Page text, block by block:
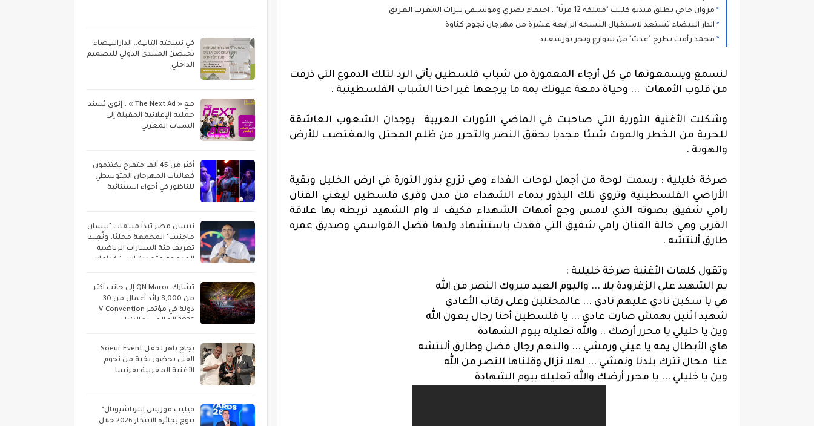
مروان حاجي يطلق فيديو كليب "مملكة 12 قرنًا".. احتفاء بصري وموسيقى بتراث المغرب العريق
الدار البيضاء تستعد لاستقبال النسخة الرابعة عشرة من مهرجان نجوم كناوة
محمد رأفت يطرح "عدت" من شوارع وبحر بورسعيد
لنسمع ويسمعونها في كل أرجاء المعمورة من شباب فلسطين يأتي الرد لتلك الدموع التي ذرفت
من قلوب الأمهات ... وحياة دمعة عيونك يمه ما يرجعها غير احنا الشباب الفلسطينية .
وشكلت الأغنية الثورية التي صاحبت في الماضي الثورات العربية بوجدان الشعوب العاشقة
للحرية من الخطر والموت شيئا مجديا يحقق النصر والتحرر من ظلم المحتل والمغتصب للأرض
والهوية .
صرخة خليلية : رسمت لوحة من أجمل لوحات الفداء وهي تزرع بذور الثورة في ارض الخليل وبقية
الأراضي الفلسطينية وتروي تلك البذور بدماء الشهداء من مدن وقرى فلسطين ليغني الفنان
رامي شفيق بصوته الذي لامس وجع أمهات الشهداء فكيف لا وام الشهيد تربطه بها علاقة
القربى وهي خالة الفنان رامي شفيق التي فقدت باستشهاد ولدها فضل القواسمي وصديق عمره
طارق ألنتشه .
وتقول كلمات الأغنية صرخة خليلية :
يم الشهيد علي الزغرودة يلا ... واليوم العيد مبروك النصر من الله
هي يا سكين نادي عليهم نادي ... عالمحتلين وعلى رقاب الأعادي
شهيد اثنين بهمش صارت عادي ... يا فلسطين أحنا رجال بعون الله
وين يا خليلي يا محرر أرضك .. والله تعليله بيوم الشهادة
هاي الأبطال يمه يا عيني ورمشي ... والنعم رجال فضل وطارق ألنتشه
عنا محال نترك بلدنا ونمشي ... لهلا نزال وقلناها النصر من الله
وين يا خليلي ... يا محرر أرضك والله تعليله بيوم الشهادة
في نسخته الثانية.. الدارالبيضاء
تحتضن المنتدى الدولي للتصميم
الداخلي
مع « The Next Ad » ، إنوي يُسند
حملته الإعلانية المقبلة إلى
الشباب المغربي
أكثر من 45 ألف متفرج يختتمون
فعاليات المهرجان المتوسطي
للناظور في أجواء استثنائية
نيسان مصر تبدأ مبيعات "نيسان
ماجنيت" المجمعة محليًا، وتُعِيد
تعريف فئة السيارات الرياضية
المدمجة متعددة الاستخدامات
تشارك QN Maroc إلى جانب أكثر
من 8,000 رائد أعمال من 30
دولة في مؤتمر V-Convention
2026 العالمي بماليزيا
نجاح باهر لحفل Soeur Évent
الفني بحضور نخبة من نجوم
الأغنية المغربية بفرنسا
فيليب موريس إنترناشيونال"
تتوج بجائزة الابتكار 2026 خلال